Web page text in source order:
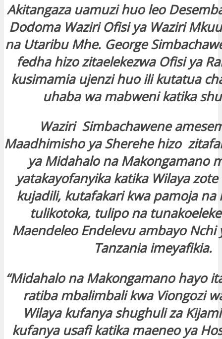
Akitangaza uamuzi huo leo
Dodoma Waziri Ofisi ya Waziri
na Utaribu Mhe. George
fedha hizo zitaelekezwa Ofisi ya
kusimamia ujenzi huo ili kutatua
uhaba wa mabweni katika
Waziri Simbachawene
Maadhimisho ya Sherehe hizo
ya Midahalo na Makongamano
yatakayofanyika katika Wilaya
kujadili, kutafakari kwa pamoja na
tulikotoka, tulipo na
Maendeleo Endelevu ambayo
Tanzania imeyafikia.
“Midahalo na Makongamano hayo
ratiba mbalimbali kwa Viongozi
Wilaya kufanya shughuli za
kufanya usafi katika maeneo ya